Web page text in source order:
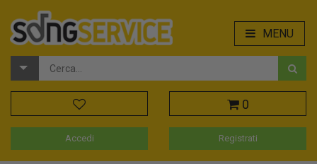
MENU
0
Accedi Registrati